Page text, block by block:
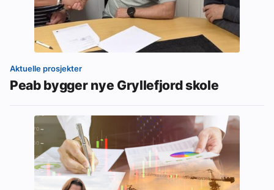
Aktuelle prosjekter
Peab bygger nye Gryllefjord skole